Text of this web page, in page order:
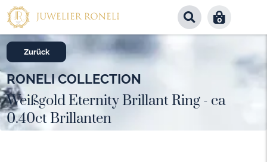
0
Zurück
RONELI COLLECTION
Weißgold Eternity Brillant Ring - ca
0.40ct Brillanten